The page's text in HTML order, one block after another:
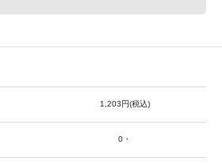
1,203円(税込)
0・